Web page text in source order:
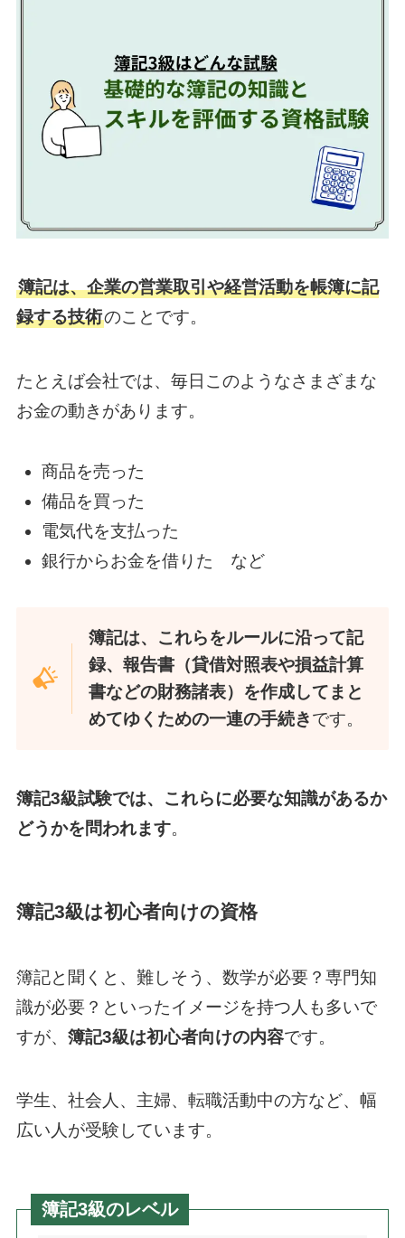
簿記は、企業の営業取引や経営活動を帳簿に記
録する技術のことです。
たとえば会社では、毎日このようなさまざまな
お金の動きがあります。
商品を売った
備品を買った
電気代を支払った
銀行からお金を借りた など
簿記は、これらをルールに沿って記
録、報告書（貸借対照表や損益計算
書などの財務諸表）を作成してまと
めてゆくための一連の手続きです。
簿記3級試験では、これらに必要な知識があるか
どうかを問われます。
簿記3級は初心者向けの資格
簿記と聞くと、難しそう、数学が必要？専門知
識が必要？といったイメージを持つ人も多いで
すが、 簿記3級は初心者向けの内容です。
学生、社会人、主婦、転職活動中の方など、幅
広い人が受験しています。
簿記3級のレベル